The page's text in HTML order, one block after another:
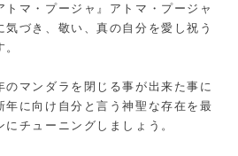
トマ・プージャ』アトマ・プージャ
気づき、敬い、真の自分を愛し祝う
のマンダラを閉じる事が出来た事に
年に向け自分と言う神聖な存在を最
チューニングしましょう。